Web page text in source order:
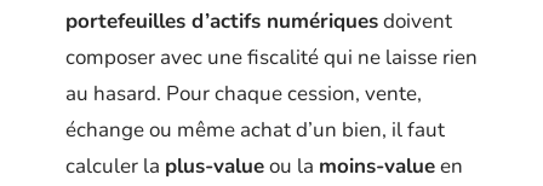
portefeuilles d’actifs numériquesdoivent
composer avec une fiscalité qui ne laisse rien
au hasard. Pour chaque cession, vente,
échange ou même achat d’un bien, il faut
calculer la plus-valueou la moins-valueen